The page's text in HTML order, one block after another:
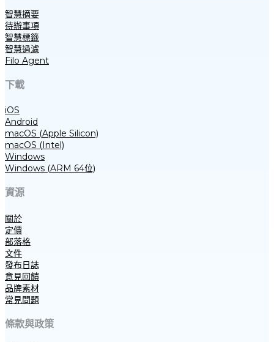
智慧摘要
待辦事項
智慧標籤
智慧過濾
Filo Agent
下載
iOS
Android
macOS (Apple Silicon)
macOS (Intel)
Windows
Windows (ARM 64位)
資源
關於
定價
部落格
文件
發布日誌
意見回饋
品牌素材
常見問題
條款與政策